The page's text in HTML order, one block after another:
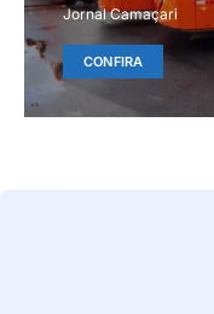
Jornal Camaçari
CONFIRA